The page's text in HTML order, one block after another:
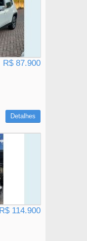
R$ 87.900
Detalhes
R$ 114.900